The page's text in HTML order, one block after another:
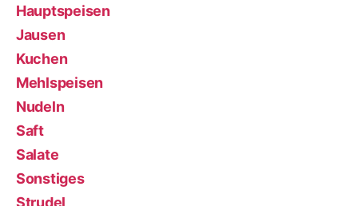
Hauptspeisen
Jausen
Kuchen
Mehlspeisen
Nudeln
Saft
Salate
Sonstiges